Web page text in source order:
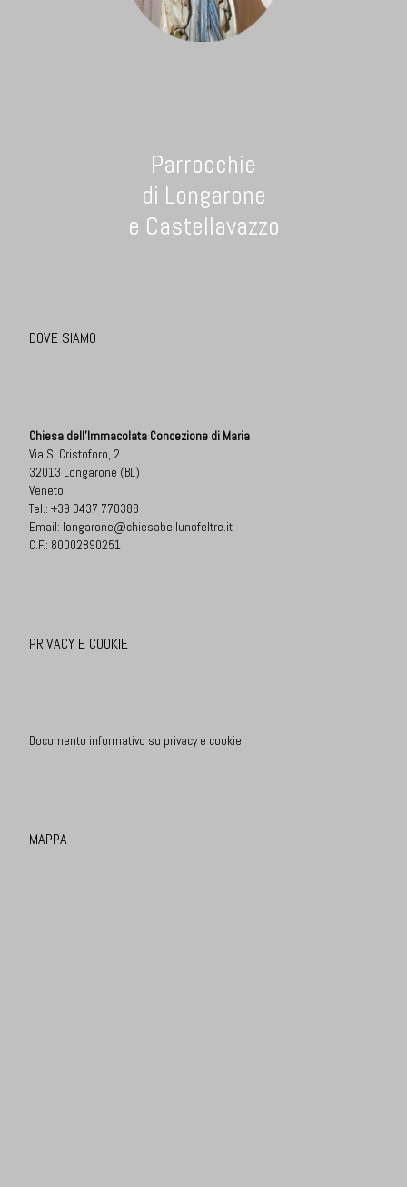
Parrocchie
di Longarone
e Castellavazzo
DOVE SIAMO
Chiesa dell'Immacolata Concezione di Maria
Via S. Cristoforo, 2
32013 Longarone (BL)
Veneto
Tel.: +39 0437 770388
Email: longarone@chiesabellunofeltre.it
C.F.: 80002890251
PRIVACY E COOKIE
Documento informativo su privacy e cookie
MAPPA